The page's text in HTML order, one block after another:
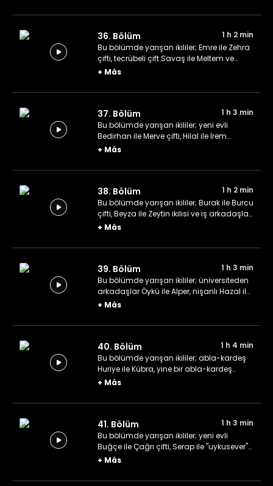
36. Bölüm
1 h 2 min
Bu bölümde yarışan ikililer; Emre ile Zehra
çifti, tecrübeli çift Savaş ile Meltem ve
Murat ile Erkan ikilisi.
+ Más
37. Bölüm
1 h 3 min
Bu bölümde yarışan ikililer; yeni evli
Bedirhan ile Merve çifti, Hilal ile İrem
kardeşler ve Lübeyne ile İbrahim çifti.
+ Más
38. Bölüm
1 h 2 min
Bu bölümde yarışan ikililer; Burak ile Burcu
çifti, Beyza ile Zeytin ikilisi ve iş arkadaşları
Mutlu ile Fatma ekibi.
+ Más
39. Bölüm
1 h 3 min
Bu bölümde yarışan ikililer; üniversiteden
arkadaşlar Öykü ile Alper, nişanlı Hazal ile
Metin çifti ve doğa düşkünü Hatice ile
+ Más
40. Bölüm
1 h 4 min
Bu bölümde yarışan ikililer; abla-kardeş
Huriye ile Kübra, yine bir abla-kardeş
Özgül ile Özay ve Buse ile oda arkadaşı
+ Más
41. Bölüm
1 h 3 min
Bu bölümde yarışan ikililer; yeni evli
Buğçe ile Çağrı çifti, Serap ile "uykusever"
Osman çifti ve uzun yıllardır evli Şebnem
+ Más